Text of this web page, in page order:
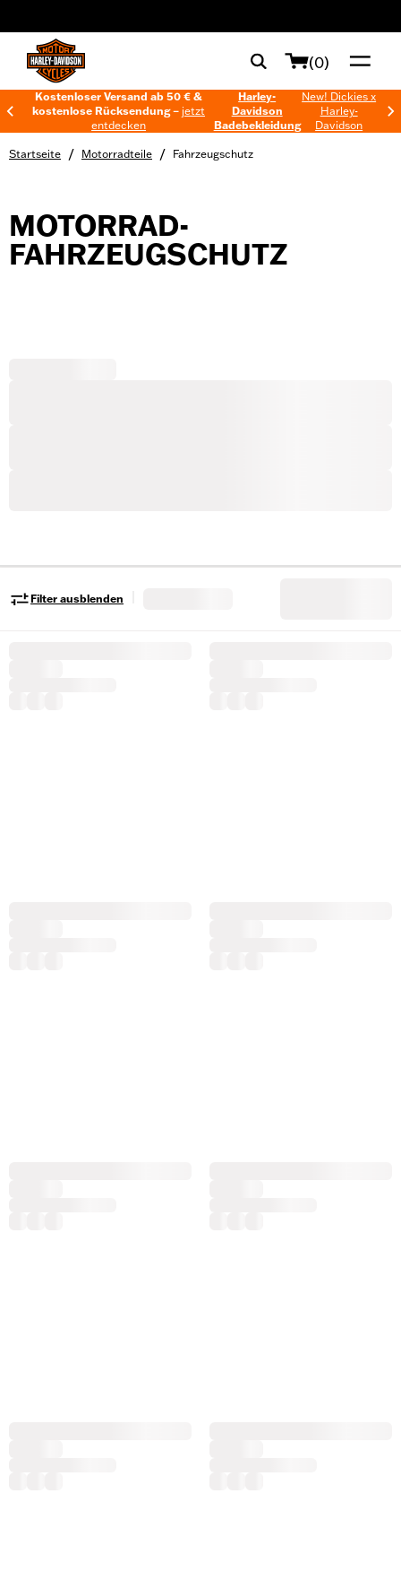
(0)
Kostenloser Versand ab 50 € &
kostenlose Rücksendung – jetzt
entdecken
Harley-
Davidson
Badebekleidung
New! Dickies x
Harley-
Davidson
Startseite / Motorradteile / Fahrzeugschutz
MOTORRAD-
FAHRZEUGSCHUTZ
Filter ausblenden